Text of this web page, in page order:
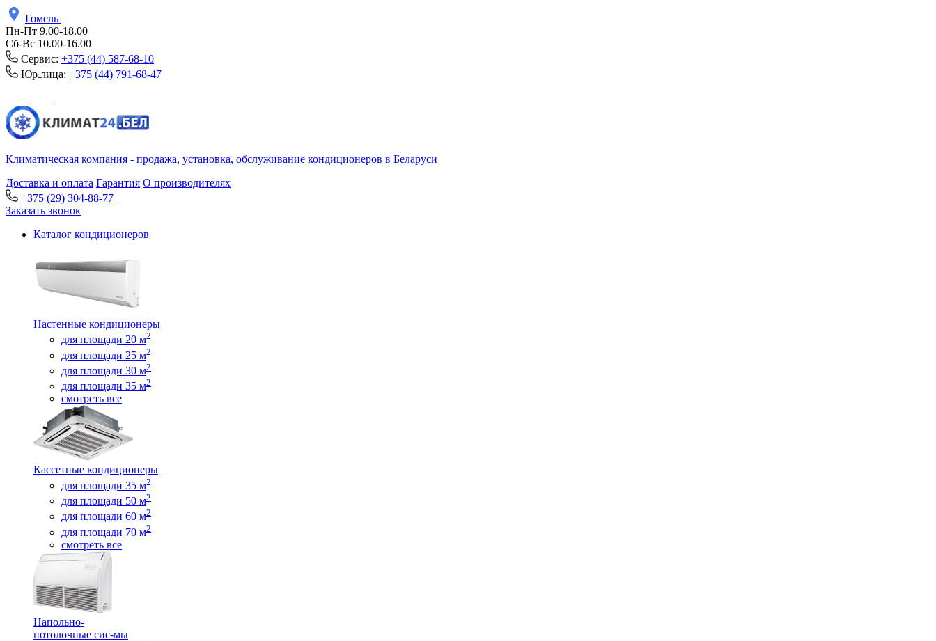
Гомель
Пн-Пт 9.00-18.00
Сб-Вс 10.00-16.00
Сервис: +375 (44) 587-68-10
Юр.лица: +375 (44) 791-68-47
Климатическая компания - продажа, установка, обслуживание кондиционеров в Беларуси
Доставка и оплата Гарантия О производителях
+375 (29) 304-88-77
Заказать звонок
Каталог кондиционеров
Настенные кондиционеры
для площади 20 м2
для площади 25 м2
для площади 30 м2
для площади 35 м2
смотреть все
Кассетные кондиционеры
для площади 35 м2
для площади 50 м2
для площади 60 м2
для площади 70 м2
смотреть все
Напольно-
потолочные сис-мы